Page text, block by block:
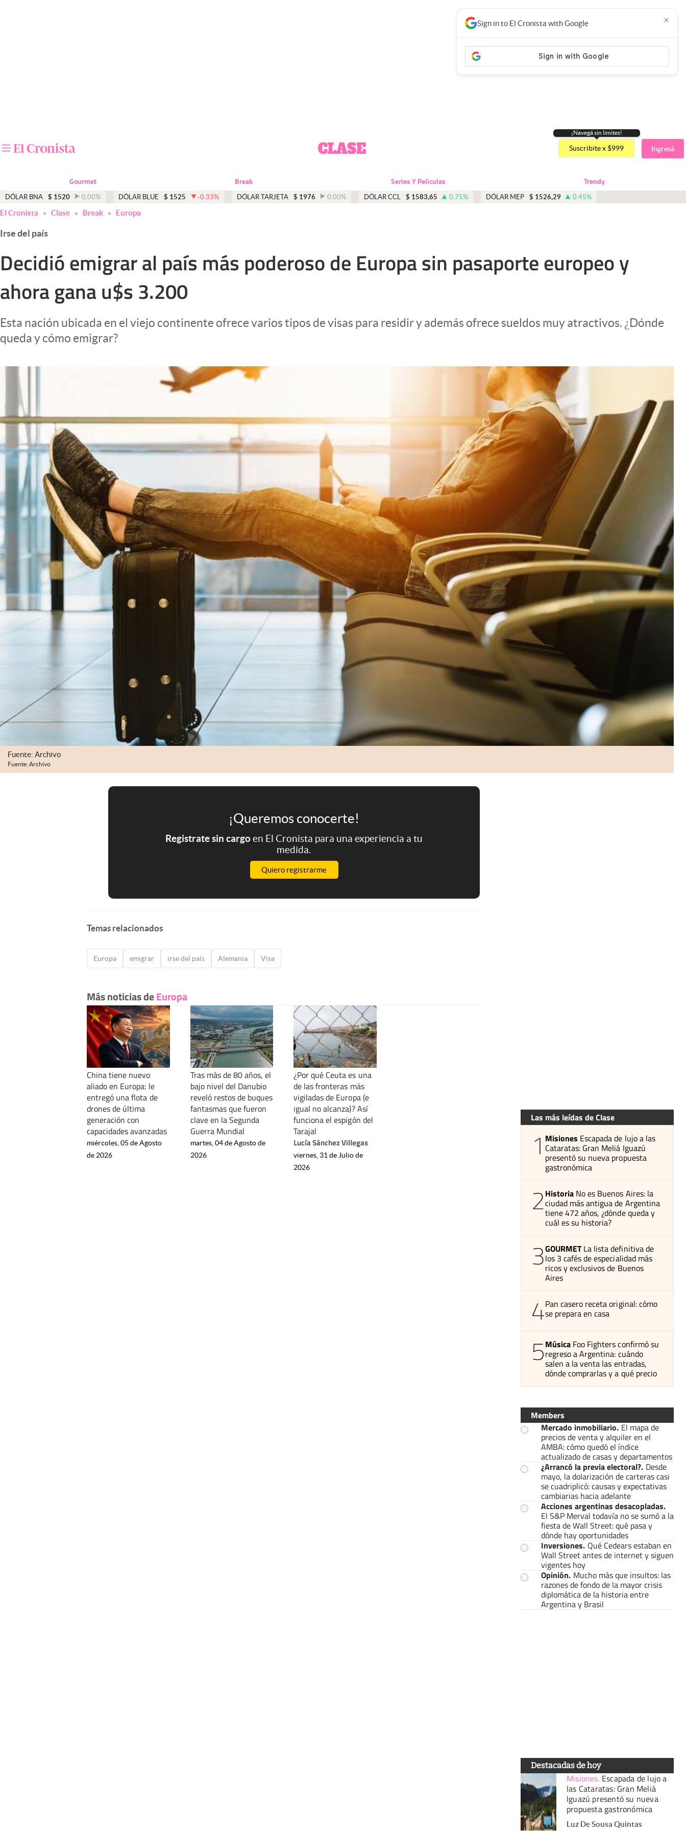
Otras secciones
Apertura
Infotechnology
Clima
Mundial 2026
¡Navegá sin limites!
Suscribite x $999 Ingresá
Gourmet Break Series Y Peliculas Trendy
DÓLAR BNA $ 1520 0.00% DÓLAR BLUE $ 1525 -0.33% DÓLAR TARJETA $ 1976 0.00% DÓLAR CCL $ 1583,65 0.75% DÓLAR MEP $ 1526,29 0.45%
Sign in to El Cronista with Google ×
El Cronista Clase Break Europa
Irse del país
Decidió emigrar al país más poderoso de Europa sin pasaporte europeo y
ahora gana u$s 3.200
Esta nación ubicada en el viejo continente ofrece varios tipos de visas para residir y además ofrece sueldos muy atractivos. ¿Dónde
queda y cómo emigrar?
Fuente: Archivo
Fuente: Archivo
¡Queremos conocerte!
Registrate sin cargoen El Cronista para una experiencia a tu
medida.
Quiero registrarme
Temas relacionados
Europa emigrar irse del país Alemania Visa
Más noticias deEuropa
China tiene nuevo
aliado en Europa: le
entregó una flota de
drones de última
generación con
capacidades avanzadas
miércoles, 05 de Agosto
de 2026
Tras más de 80 años, el
bajo nivel del Danubio
reveló restos de buques
fantasmas que fueron
clave en la Segunda
Guerra Mundial
martes, 04 de Agosto de
2026
¿Por qué Ceuta es una
de las fronteras más
vigiladas de Europa (e
igual no alcanza)? Así
funciona el espigón del
Tarajal
Lucía Sánchez Villegas
viernes, 31 de Julio de
2026
Las más leídas de Clase
1 Misiones Escapada de lujo a las
Cataratas: Gran Meliá Iguazú
presentó su nueva propuesta
gastronómica
2Historia No es Buenos Aires: la
ciudad más antigua de Argentina
tiene 472 años, ¿dónde queda y
cuál es su historia?
3GOURMET La lista definitiva de
los 3 cafés de especialidad más
ricos y exclusivos de Buenos
Aires
4Pan casero receta original: cómo
se prepara en casa
5Música Foo Fighters confirmó su
regreso a Argentina: cuándo
salen a la venta las entradas,
dónde comprarlas y a qué precio
Members
Mercado inmobiliario. El mapa de
precios de venta y alquiler en el
AMBA: cómo quedó el índice
actualizado de casas y departamentos
¿Arrancó la previa electoral?. Desde
mayo, la dolarización de carteras casi
se cuadriplicó: causas y expectativas
cambiarias hacia adelante
Acciones argentinas desacopladas.
El S&P Merval todavía no se sumó a la
fiesta de Wall Street: qué pasa y
dónde hay oportunidades
Inversiones. Qué Cedears estaban en
Wall Street antes de internet y siguen
vigentes hoy
Opinión. Mucho más que insultos: las
razones de fondo de la mayor crisis
diplomática de la historia entre
Argentina y Brasil
Destacadas de hoy
Misiones. Escapada de lujo a
las Cataratas: Gran Meliá
Iguazú presentó su nueva
propuesta gastronómica
Luz De Sousa Quintas